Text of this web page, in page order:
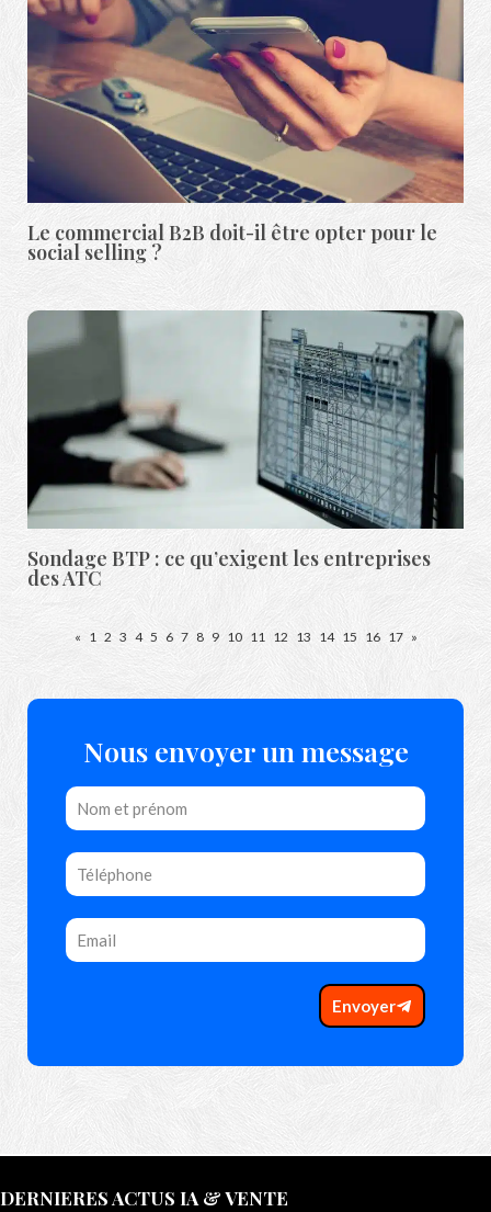
Le commercial B2B doit-il être opter pour le
social selling ?
Sondage BTP : ce qu’exigent les entreprises
des ATC
« 1 2 3 4 5 6 7 8 9 10 11 12 13 14 15 16 17 »
Nous envoyer un message
Envoyer
DERNIERES ACTUS IA & VENTE